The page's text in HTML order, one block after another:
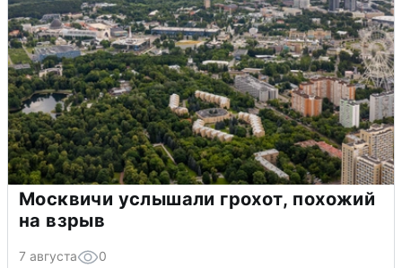
Москвичи услышали грохот, похожий
на взрыв
7 августа 0